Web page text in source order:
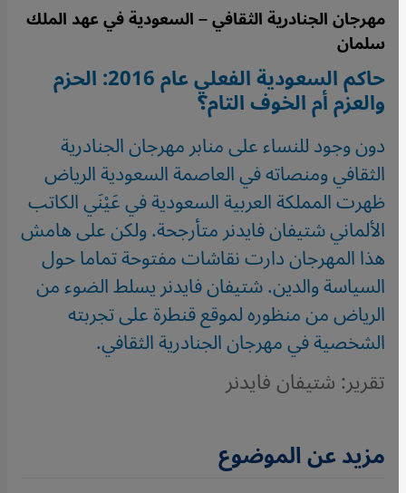
مهرجان الجنادرية الثقافي – السعودية في عهد الملك
سلمان
حاكم السعودية الفعلي عام 2016: الحزم
والعزم أم الخوف التام؟
دون وجود للنساء على منابر مهرجان الجنادرية
الثقافي ومنصاته في العاصمة السعودية الرياض
ظهرت المملكة العربية السعودية في عَيْنَي الكاتب
الألماني شتيفان فايدنر متأرجحة. ولكن على هامش
هذا المهرجان دارت نقاشات مفتوحة تماما حول
السياسة والدين. شتيفان فايدنر يسلط الضوء من
الرياض من منظوره لموقع قنطرة على تجربته
الشخصية في مهرجان الجنادرية الثقافي.
تقرير: شتيفان فايدنر
مزيد عن الموضوع